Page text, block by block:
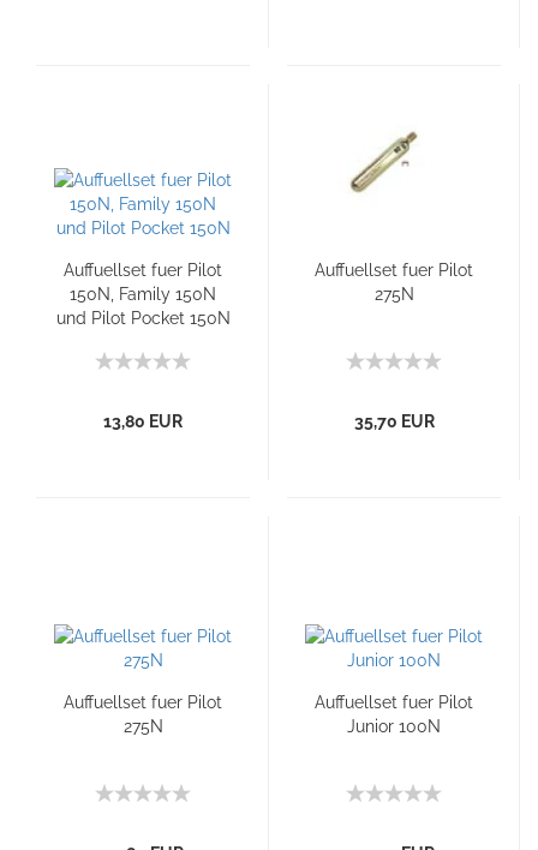
Auffuellset fuer Pilot
150N, Family 150N
und Pilot Pocket 150N
13,80 EUR
Auffuellset fuer Pilot
275N
35,70 EUR
Auffuellset fuer Pilot
275N
Auffuellset fuer Pilot
Junior 100N